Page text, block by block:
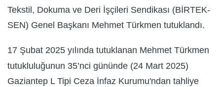
Tekstil, Dokuma ve Deri İşçileri Sendikası (BİRTEK-
SEN) Genel Başkanı Mehmet Türkmen tutuklandı.
17 Şubat 2025 yılında tutuklanan Mehmet Türkmen
tutukluluğunun 35’nci gününde (24 Mart 2025)
Gaziantep L Tipi Ceza İnfaz Kurumu'ndan tahliye